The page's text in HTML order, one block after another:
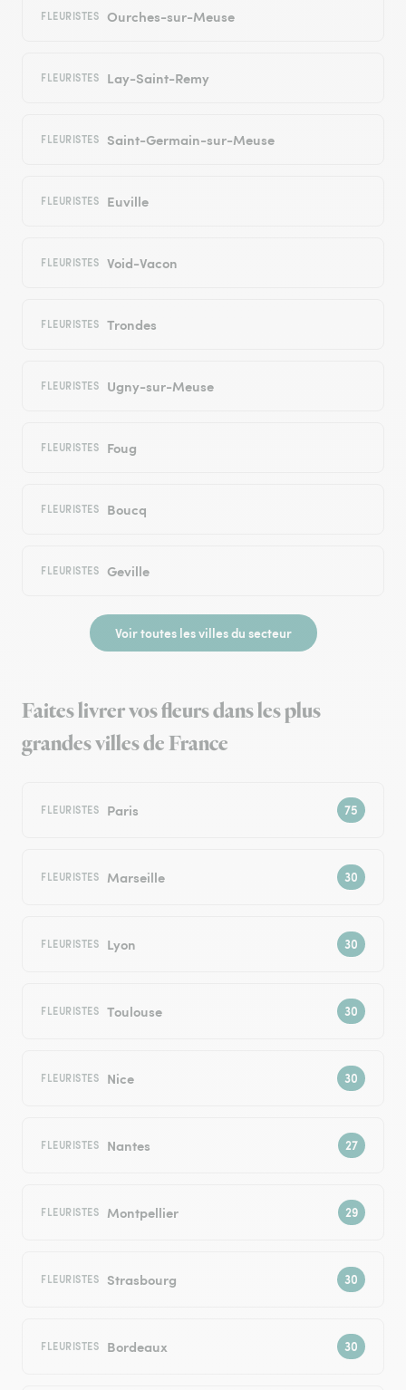
FLEURISTES Ourches-sur-Meuse
FLEURISTES Lay-Saint-Remy
FLEURISTES Saint-Germain-sur-Meuse
FLEURISTES Euville
FLEURISTES Void-Vacon
FLEURISTES Trondes
FLEURISTES Ugny-sur-Meuse
FLEURISTES Foug
FLEURISTES Boucq
FLEURISTES Geville
Voir toutes les villes du secteur
Faites livrer vos fleurs dans les plus
grandes villes de France
FLEURISTES Paris
FLEURISTES Marseille
FLEURISTES Lyon
FLEURISTES Toulouse
FLEURISTES Nice
FLEURISTES Nantes
FLEURISTES Montpellier
FLEURISTES Strasbourg
FLEURISTES Bordeaux